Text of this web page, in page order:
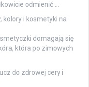
odmienić …
kolory i kosmetyki na
domagają się
która po zimowych
do zdrowej cery i